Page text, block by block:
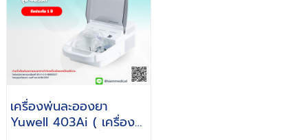
เครื่องพ่นละอองยา
Yuwell 403Ai ( เครื่อง